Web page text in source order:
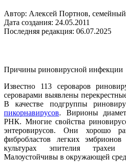
Автор: Алексей Портнов, семейный
Дата создания: 24.05.2011
Последняя редакция: 06.07.2025
Причины риновирусной инфекции
Известно 113 сероваров
сероварами выявлены
В качестве подгруппы
пикорнавирусов. Вирионы
РНК. Многие свойства
энтеровирусов. Они хорошо
фибробластов легких
культурах эпителия
Малоустойчивы в окружающей